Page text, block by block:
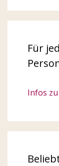
Für
Infos